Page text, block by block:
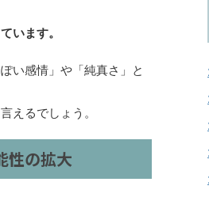
います。
い感情」や「純真さ」と
えるでしょう。
性の拡大